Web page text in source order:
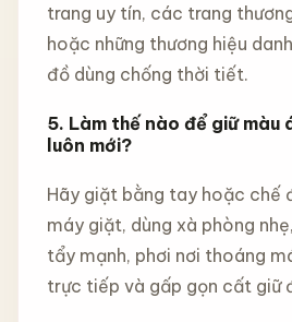
trang uy tín, các trang
hoặc những thương hiệu
đồ dùng chống thời tiết.
5. Làm thế nào để giữ màu
luôn mới?
Hãy giặt bằng tay hoặc chế
máy giặt, dùng xà phòng
tẩy mạnh, phơi nơi thoáng
trực tiếp và gấp gọn cất giữ